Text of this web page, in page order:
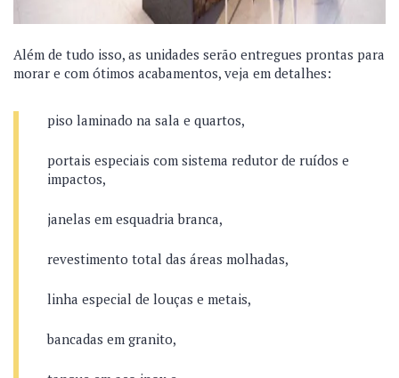
Além de tudo isso, as unidades serão entregues prontas para
morar e com ótimos acabamentos, veja em detalhes:
piso laminado na sala e quartos,
portais especiais com sistema redutor de ruídos e
impactos,
janelas em esquadria branca,
revestimento total das áreas molhadas,
linha especial de louças e metais,
bancadas em granito,